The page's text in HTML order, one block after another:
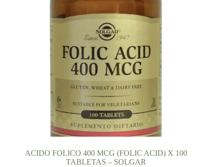
ACIDO FOLICO 400 MCG (FOLIC ACID) X 100
TABLETAS – SOLGAR